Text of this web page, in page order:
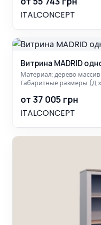
ITALCONCEPT
Витрина MADRID
Материал: дерево
Габаритные размеры (Д
от 37 005 грн
ITALCONCEPT